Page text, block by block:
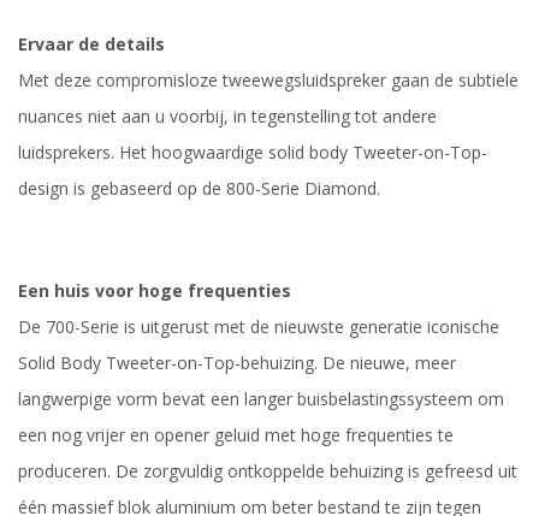
Ervaar de details
Met deze compromisloze tweewegsluidspreker gaan de subtiele
nuances niet aan u voorbij, in tegenstelling tot andere
luidsprekers. Het hoogwaardige solid body Tweeter-on-Top-
design is gebaseerd op de 800-Serie Diamond.
Een huis voor hoge frequenties
De 700-Serie is uitgerust met de nieuwste generatie iconische
Solid Body Tweeter-on-Top-behuizing. De nieuwe, meer
langwerpige vorm bevat een langer buisbelastingssysteem om
een nog vrijer en opener geluid met hoge frequenties te
produceren. De zorgvuldig ontkoppelde behuizing is gefreesd uit
één massief blok aluminium om beter bestand te zijn tegen